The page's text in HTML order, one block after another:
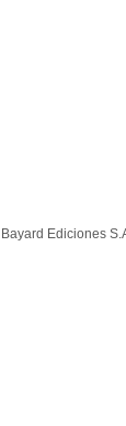
Ediciones